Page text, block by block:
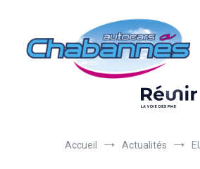
Autocars Chabannes |
Transport scolaire, Transports de
Accueil Actualités